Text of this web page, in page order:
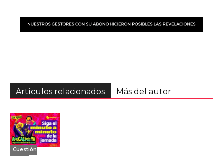
Artículos relacionados Más del autor
Cuestión